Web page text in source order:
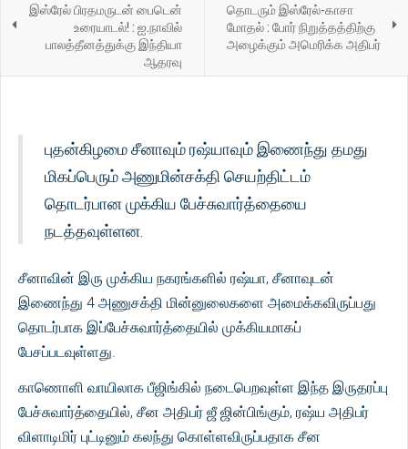
இஸ்ரேல் பிரதமருடன் பைடென்
உரையாடல்! : ஐ.நாவில்
பாலத்தீனத்துக்கு இந்தியா
ஆதரவு
தொடரும் இஸ்ரேல்-காசா
மோதல் : போர் நிறுத்தத்திற்கு
அழைக்கும் அமெரிக்க அதிபர்
புதன்கிழமை சீனாவும் ரஷ்யாவும் இணைந்து தமது
மிகப்பெரும் அணுமின்சக்தி செயற்திட்டம்
தொடர்பான முக்கிய பேச்சுவார்த்தையை
நடத்தவுள்ளன.
சீனாவின் இரு முக்கிய நகரங்களில் ரஷ்யா, சீனாவுடன்
இணைந்து 4 அணுசக்தி மின்னுலைகளை அமைக்கவிருப்பது
தொடர்பாக இப்பேச்சுவார்த்தையில் முக்கியமாகப்
பேசப்படவுள்ளது.
காணொளி வாயிலாக பீஜிங்கில் நடைபெறவுள்ள இந்த இருதரப்பு
பேச்சுவார்த்தையில், சீன அதிபர் ஜீ ஜின்பிங்கும், ரஷ்ய அதிபர்
விளாடிமிர் புட்டினும் கலந்து கொள்ளவிருப்பதாக சீன